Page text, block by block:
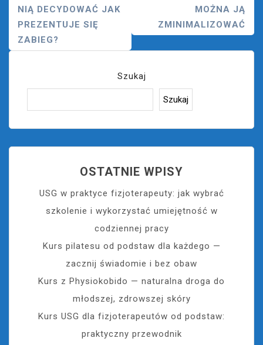
NIĄ DECYDOWAĆ JAK
PREZENTUJE SIĘ
ZABIEG?
MOŻNA JĄ
ZMINIMALIZOWAĆ
Szukaj
Szukaj
OSTATNIE WPISY
USG w praktyce fizjoterapeuty: jak wybrać
szkolenie i wykorzystać umiejętność w
codziennej pracy
Kurs pilatesu od podstaw dla każdego —
zacznij świadomie i bez obaw
Kurs z Physiokobido — naturalna droga do
młodszej, zdrowszej skóry
Kurs USG dla fizjoterapeutów od podstaw:
praktyczny przewodnik